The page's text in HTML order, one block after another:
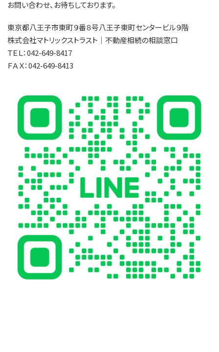
お問い合わせ、お待ちしております。
東京都八王子市東町９番８号八王子東町センタービル９階
株式会社マトリックストラスト｜不動産相続の相談窓口
ＴＥＬ：042-649-8417
ＦＡＸ：042-649-8413